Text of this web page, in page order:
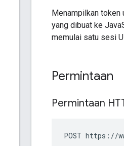
Menampilkan token
yang dibuat ke
memulai satu sesi
Permintaan
Permintaan
POST https://